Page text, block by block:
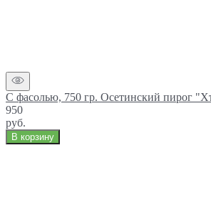
С фасолью, 750 гр. Осетинский пирог
950
руб.
В корзину